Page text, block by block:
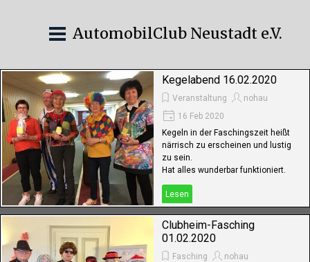
AutomobilClub Neustadt e.V.
Kegelabend 16.02.2020
Veranstaltung
nohau
16 Feb 2020
Kegeln in der Faschingszeit heißt
närrisch zu erscheinen und lustig
zu sein.
Hat alles wunderbar funktioniert.
Lesen
Clubheim-Fasching
01.02.2020
Fasching
nohau